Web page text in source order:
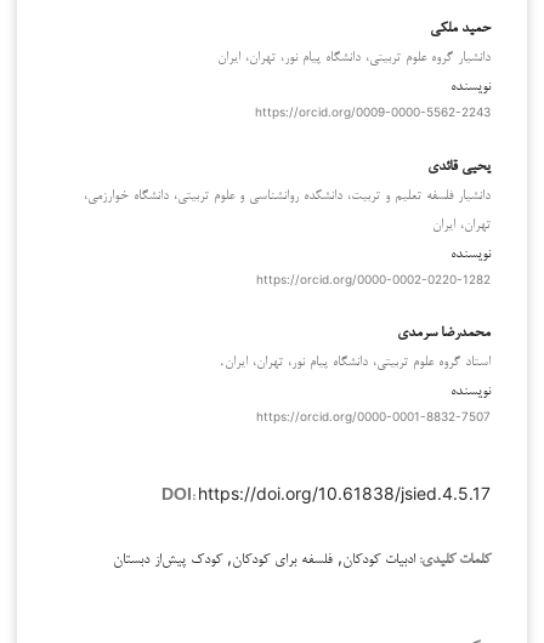
حمید ملکی
دانشیار گروه علوم تربیتی، دانشگاه پیام نور، تهران، ایران
نویسنده
https://orcid.org/0009-0000-5562-2243
یحیی قائدی
دانشیار فلسفه تعلیم و تربیت، دانشکده روانشناسی و علوم تربیتی، دانشگاه خوارزمی،
تهران، ایران
نویسنده
https://orcid.org/0000-0002-0220-1282
محمدرضا سرمدی
استاد گروه علوم تربیتی، دانشگاه پیام نور، تهران، ایران.
نویسنده
https://orcid.org/0000-0001-8832-7507
DOI: https://doi.org/10.61838/jsied.4.5.17
کلمات کلیدی: ادبیات کودکان, فلسفه برای کودکان, کودک پیش‌از دبستان